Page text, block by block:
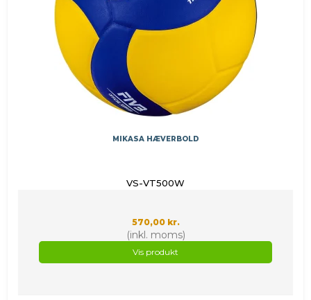
MIKASA HÆVERBOLD
VS-VT500W
570,00 kr.
(inkl. moms)
Vis produkt